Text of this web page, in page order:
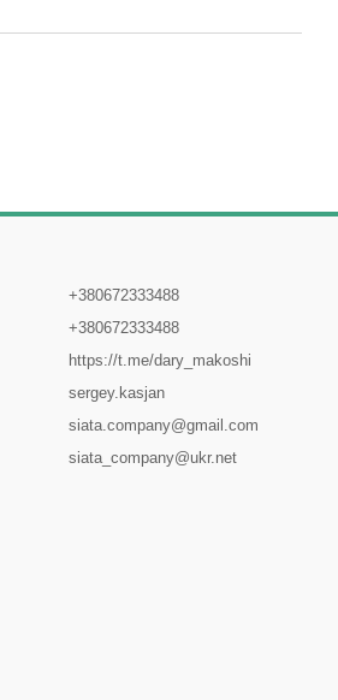
+380672333488
+380672333488
https://t.me/dary_makoshi
sergey.kasjan
siata.company@gmail.com
siata_company@ukr.net